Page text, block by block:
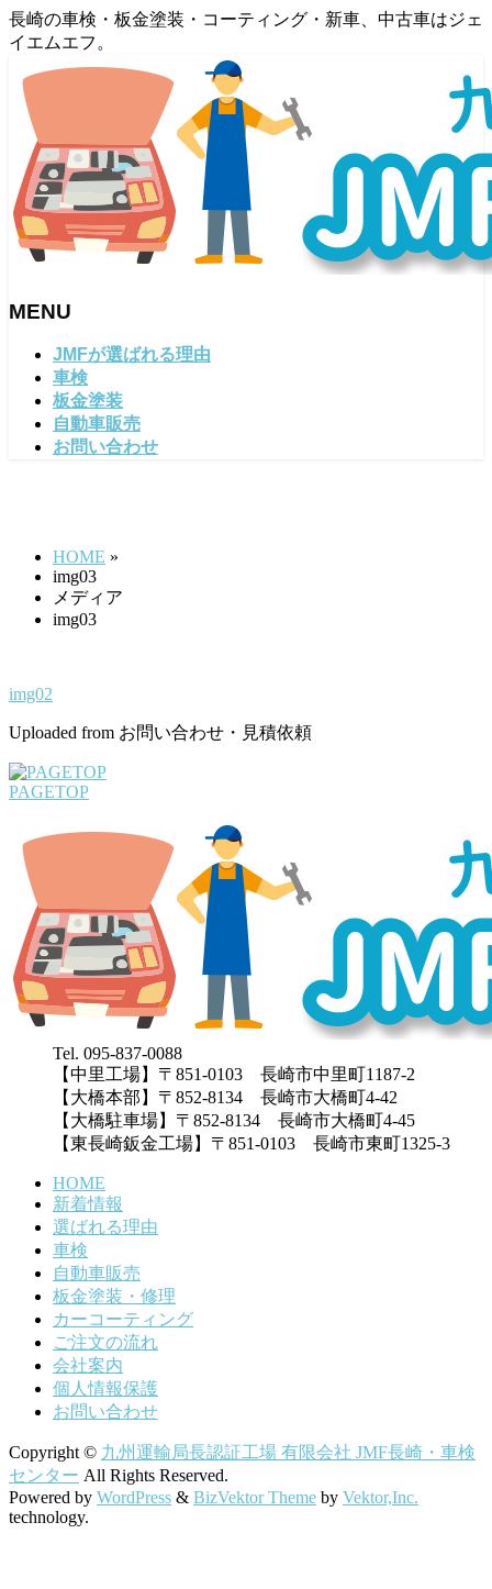
長崎の車検・板金塗装・コーティング・新車、中古車はジェ
イエムエフ。
MENU
JMFが選ばれる理由
車検
板金塗装
自動車販売
お問い合わせ
HOME »
img03
メディア
img03
img02
Uploaded from お問い合わせ・見積依頼
PAGETOP
Tel. 095-837-0088
【中里工場】〒851-0103 長崎市中里町1187-2
【大橋本部】〒852-8134 長崎市大橋町4-42
【大橋駐車場】〒852-8134 長崎市大橋町4-45
【東長崎鈑金工場】〒851-0103 長崎市東町1325-3
HOME
新着情報
選ばれる理由
車検
自動車販売
板金塗装・修理
カーコーティング
ご注文の流れ
会社案内
個人情報保護
お問い合わせ
Copyright © 九州運輸局長認証工場 有限会社 JMF長崎・車検
センター All Rights Reserved.
Powered by WordPress & BizVektor Theme by Vektor,Inc.
technology.